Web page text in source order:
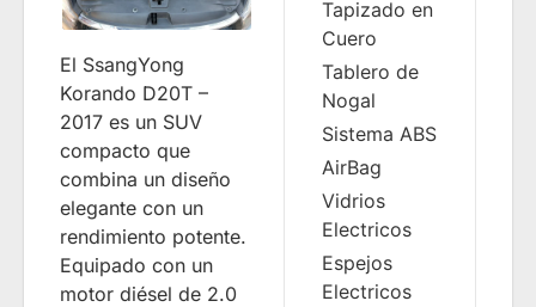
El SsangYong
Korando D20T –
2017 es un SUV
compacto que
combina un diseño
elegante con un
rendimiento potente.
Equipado con un
motor diésel de 2.0
Tapizado en
Cuero
Tablero de
Nogal
Sistema ABS
AirBag
Vidrios
Electricos
Espejos
Electricos